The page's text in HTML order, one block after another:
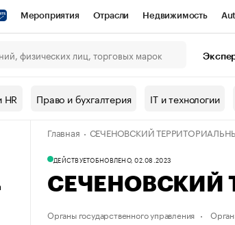
Мероприятия Отрасли Недвижимость
СПб Спецпроекты Проверка контрагентов
Рынок наличной валюты
Право и бухгалтерия IT и технологии
Главная СЕЧЕНОВСКИЙ
ДЕЙСТВУЕТОБНОВЛЕНО, 02.08.2023
СЕЧЕНОВСКИЙ
Органы государственного управления